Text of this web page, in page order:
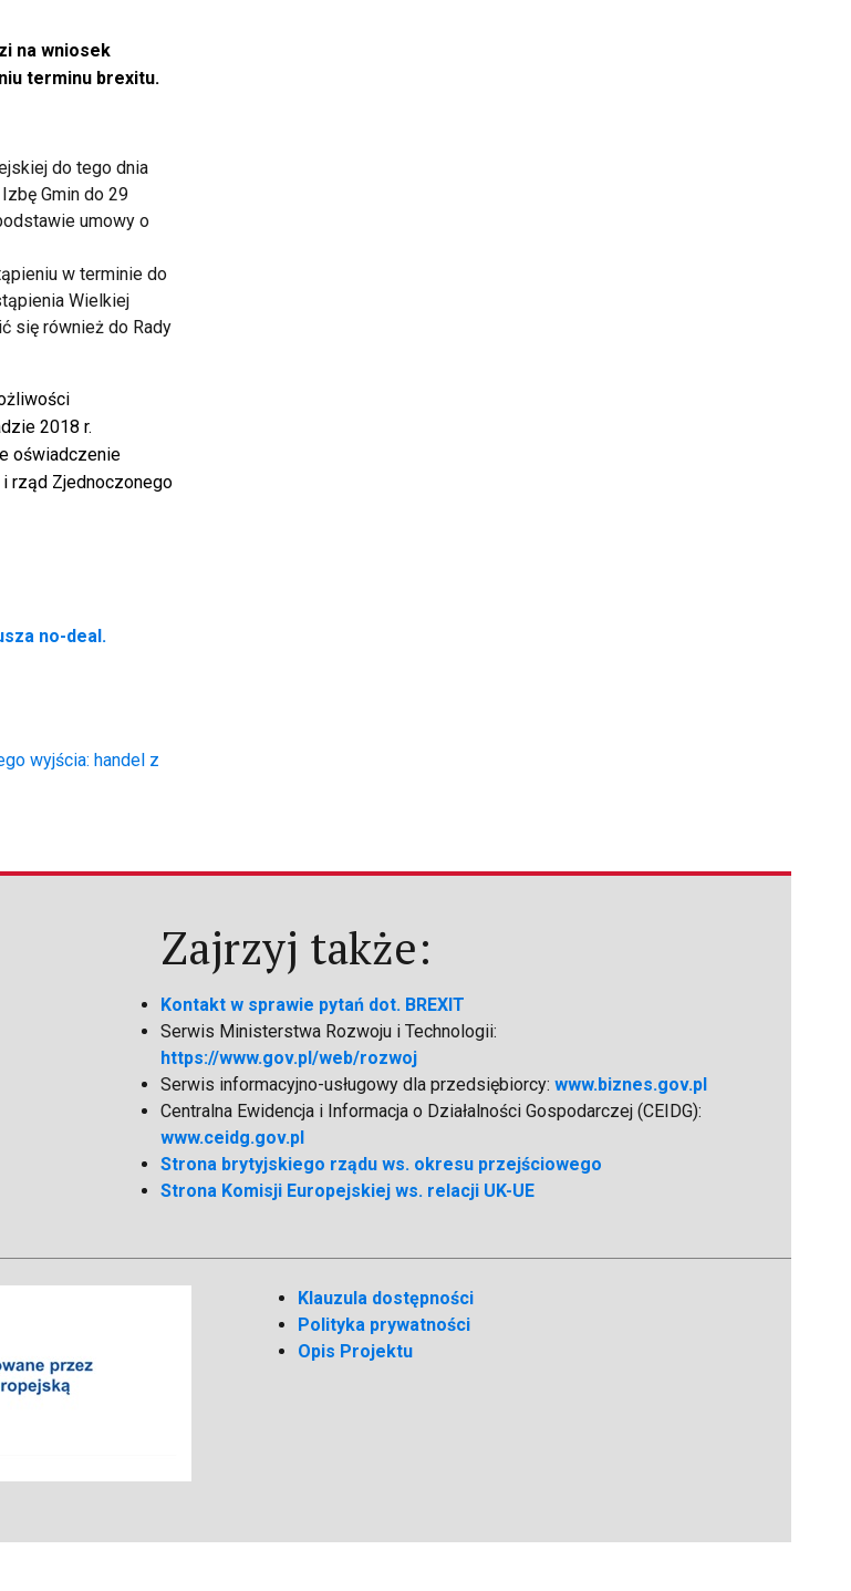
na wniosek
terminu brexitu.
do tego dnia
Gmin do 29
umowy o
w terminie do
Wielkiej
się również do Rady
2018 r.
oświadczenie
rząd Zjednoczonego
no-deal.
wyjścia: handel z
Zajrzyj także:
Kontakt w sprawie pytań dot. BREXIT
Serwis Ministerstwa Rozwoju i Technologii:
https://www.gov.pl/web/rozwoj
Serwis informacyjno-usługowy dla przedsiębiorcy: www.biznes.gov.pl
Centralna Ewidencja i Informacja o Działalności Gospodarczej (CEIDG):
www.ceidg.gov.pl
Strona brytyjskiego rządu ws. okresu przejściowego
Strona Komisji Europejskiej ws. relacji UK-UE
Klauzula dostępności
Polityka prywatności
Opis Projektu